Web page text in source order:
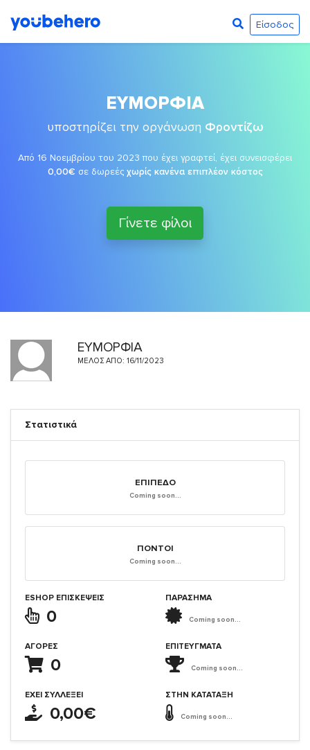
Είσοδος
ΕΥΜΟΡΦΙΑ
υποστηρίζει την οργάνωση Φροντίζω
Από 16 Νοεμβρίου του 2023 που έχει γραφτεί, έχει συνεισφέρει
0,00€ σε δωρεές χωρίς κανένα επιπλέον κόστος
Γίνετε φίλοι
ΕΥΜΟΡΦΙΑ
ΜΈΛΟΣ ΑΠΌ: 16/11/2023
Στατιστικά
ΕΠΊΠΕΔΟ
Coming soon...
ΠΌΝΤΟΙ
Coming soon...
ESHOP ΕΠΙΣΚΈΨΕΙΣ
0
ΑΓΟΡΈΣ
0
ΈΧΕΙ ΣΥΛΛΈΞΕΙ
0,00€
ΠΑΡΑΣΗΜΑ
Coming soon...
ΕΠΙΤΕΎΓΜΑΤΑ
Coming soon...
ΣΤΗΝ ΚΑΤΆΤΑΞΗ
Coming soon...